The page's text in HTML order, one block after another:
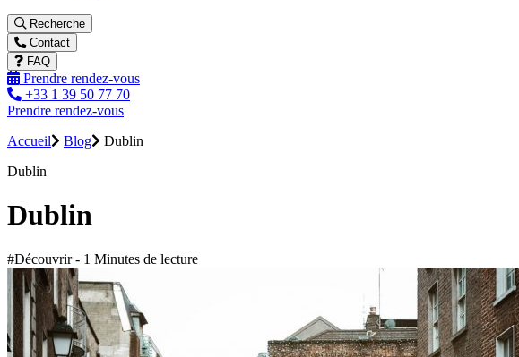
Recherche
Contact
FAQ
Prendre rendez-vous
+33 1 39 50 77 70
Prendre rendez-vous
Accueil
Blog
Dublin
Dublin
Dublin
#Découvrir - 1 Minutes de lecture